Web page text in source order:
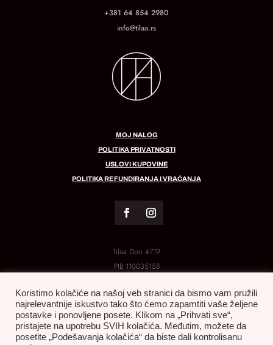
+381 64 854 2980
info@tilaa.rs
MOJ NALOG
POLITIKA PRIVATNOSTI
USLOVI KUPOVINE
POLITIKA REFUNDIRANJA I VRAĆANJA
Tilaa Doo 4719
PIB 110035158
Koristimo kolačiće na našoj veb stranici da bismo vam pružili
najrelevantnije iskustvo tako što ćemo zapamtiti vaše željene
postavke i ponovljene posete. Klikom na „Prihvati sve“,
pristajete na upotrebu SVIH kolačića. Međutim, možete da
posetite „Podešavanja kolačića“ da biste dali kontrolisanu